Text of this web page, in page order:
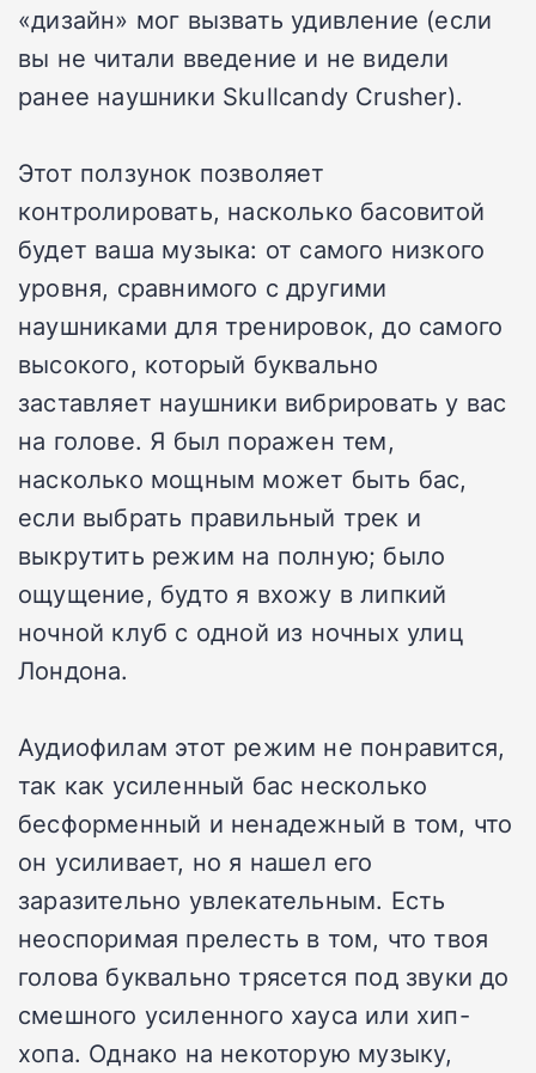
«дизайн» мог вызвать удивление (если
вы не читали введение и не видели
ранее наушники Skullcandy Crusher).
Этот ползунок позволяет
контролировать, насколько басовитой
будет ваша музыка: от самого низкого
уровня, сравнимого с другими
наушниками для тренировок, до самого
высокого, который буквально
заставляет наушники вибрировать у вас
на голове. Я был поражен тем,
насколько мощным может быть бас,
если выбрать правильный трек и
выкрутить режим на полную; было
ощущение, будто я вхожу в липкий
ночной клуб с одной из ночных улиц
Лондона.
Аудиофилам этот режим не понравится,
так как усиленный бас несколько
бесформенный и ненадежный в том, что
он усиливает, но я нашел его
заразительно увлекательным. Есть
неоспоримая прелесть в том, что твоя
голова буквально трясется под звуки до
смешного усиленного хауса или хип-
хопа. Однако на некоторую музыку,